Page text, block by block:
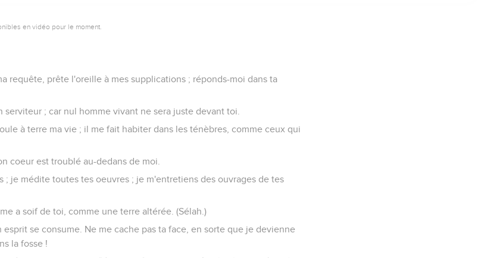
en vidéo pour le moment.
requête, prête l'oreille à mes supplications ; réponds-moi dans ta
; car nul homme vivant ne sera juste devant toi.
à terre ma vie ; il me fait habiter dans les ténèbres, comme ceux qui
coeur est troublé au-dedans de moi.
; je médite toutes tes oeuvres ; je m'entretiens des ouvrages de tes
a soif de toi, comme une terre altérée. (Sélah.)
se consume. Ne me cache pas ta face, en sorte que je devienne
la fosse !